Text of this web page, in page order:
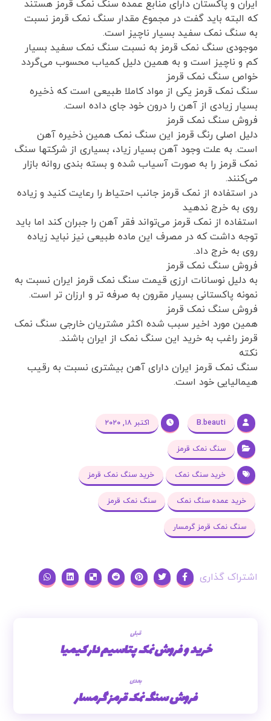
ایران و پاکستان دارای منابع عمده سنگ نمک قرمز هستند
که البته باید گفت در مجموع مقدار سنگ نمک قرمز نسبت
به سنگ نمک سفید بسیار ناچیز است.
موجودی سنگ نمک قرمز به نسبت سنگ نمک سفید بسیار
کم و ناچیز است و به همین دلیل کمیاب محسوب می‌گردد
خواص سنگ نمک قرمز
سنگ نمک قرمز یکی از مواد کاملا طبیعی است که ذخیره
بسیار زیادی از آهن را درون خود جای داده است.
فروش سنگ نمک قرمز
دلیل اصلی رنگ قرمز این سنگ نمک همین ذخیره آهن
است. به علت وجود آهن بسیار زیاد، بسیاری از شرکتها سنگ
نمک قرمز را به صورت آسیاب شده و بسته بندی روانه بازار
می‌کنند.
در استفاده از نمک قرمز جانب احتیاط را رعایت کنید و زیاده
روی به خرج ندهید
استفاده از نمک قرمز می‌تواند فقر آهن را جبران کند اما باید
توجه داشت که در مصرف این ماده طبیعی نیز نباید زیاده
روی به خرج داد.
فروش سنگ نمک قرمز
به دلیل نوسانات ارزی قیمت سنگ نمک قرمز ایران نسبت به
نمونه پاکستانی بسیار مقرون به صرفه تر و ارزان تر است.
فروش سنگ نمک قرمز
همین مورد اخیر سبب شده اکثر مشتریان خارجی سنگ نمک
قرمز راغب به خرید این سنگ نمک از ایران باشند.
نکته
سنگ نمک قرمز ایران دارای آهن بیشتری نسبت به رقیب
هیمالیایی خود است.
B.beauti اکتبر ۱۸, ۲۰۲۰
سنگ نمک قرمز
خرید سنگ نمک خرید سنگ نمک قرمز
خرید عمده سنگ نمک سنگ نمک قرمز
سنگ نمک قرمز گرمسار
قبلی
خرید و فروش نمک پتاسیم دار کیمیا
بعدی
فروش سنگ نمک قرمز گرمسار